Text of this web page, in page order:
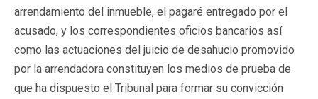
arrendamiento del inmueble, el pagaré entregado por el
acusado, y los correspondientes oficios bancarios así
como las actuaciones del juicio de desahucio promovido
por la arrendadora constituyen los medios de prueba de
que ha dispuesto el Tribunal para formar su convicción